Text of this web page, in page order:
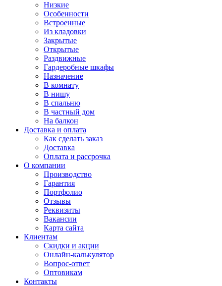
Низкие
Особенности
Встроенные
Из кладовки
Закрытые
Открытые
Раздвижные
Гардеробные шкафы
Назначение
В комнату
В нишу
В спальню
В частный дом
На балкон
Доставка и оплата
Как сделать заказ
Доставка
Оплата и рассрочка
О компании
Производство
Гарантия
Портфолио
Отзывы
Реквизиты
Вакансии
Карта сайта
Клиентам
Скидки и акции
Онлайн-калькулятор
Вопрос-ответ
Оптовикам
Контакты